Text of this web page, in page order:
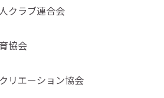
クラブ連合会
協会
リエーション協会